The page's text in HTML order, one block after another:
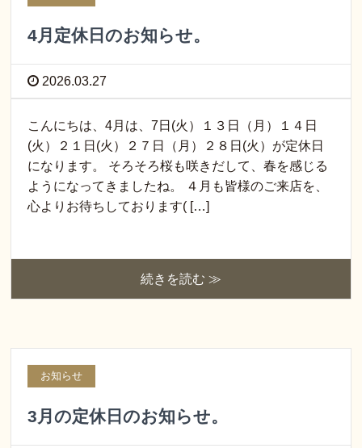
4月定休日のお知らせ。
2026.03.27
こんにちは、4月は、7日(火）１３日（月）１４日
(火）２１日(火）２７日（月）２８日(火）が定休日
になります。 そろそろ桜も咲きだして、春を感じる
ようになってきましたね。 ４月も皆様のご来店を、
心よりお待ちしております( […]
続きを読む ≫
お知らせ
3月の定休日のお知らせ。